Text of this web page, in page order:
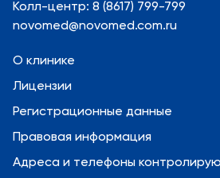
Колл-центр: 8 (8617) 799-799
novomed@novomed.com.ru
О клинике
Лицензии
Регистрационные данные
Правовая информация
Адреса и телефоны